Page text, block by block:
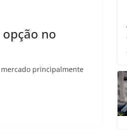
opção no
principalmente